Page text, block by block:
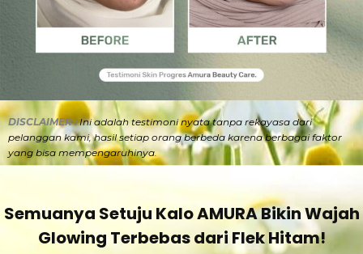
DISCLAIMER : Ini adalah testimoni nyata tanpa rekayasa dari
pelanggan kami, hasil setiap orang berbeda karena berbagai faktor
yang bisa mempengaruhinya.
Semuanya Setuju Kalo AMURA Bikin Wajah
Glowing Terbebas dari Flek Hitam!